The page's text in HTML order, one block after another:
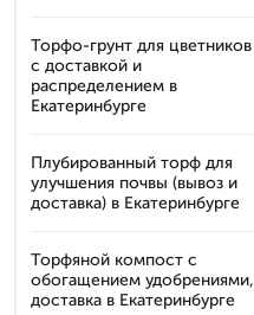
Торфо-грунт для цветников
с доставкой и
распределением в
Екатеринбурге
Плубированный торф для
улучшения почвы (вывоз и
доставка) в Екатеринбурге
Торфяной компост с
обогащением удобрениями,
доставка в Екатеринбурге